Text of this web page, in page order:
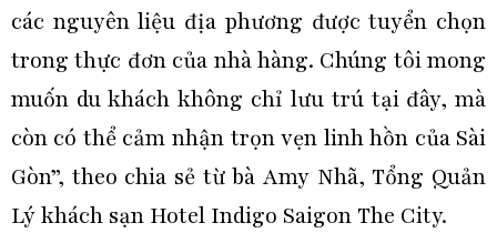
các nguyên liệu địa phương được tuyển chọn
trong thực đơn của nhà hàng. Chúng tôi mong
muốn du khách không chỉ lưu trú tại đây, mà
còn có thể cảm nhận trọn vẹn linh hồn của Sài
Gòn”, theo chia sẻ từ bà Amy Nhã, Tổng Quản
Lý khách sạn Hotel Indigo Saigon The City.